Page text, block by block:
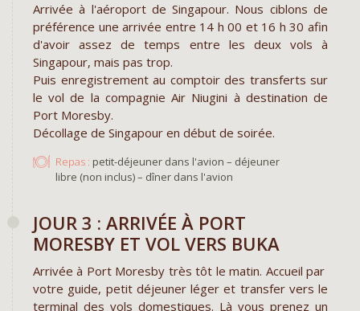
Arrivée à l'aéroport de Singapour. Nous ciblons de
préférence une arrivée entre 14 h 00 et 16 h 30 afin
d'avoir assez de temps entre les deux vols à
Singapour, mais pas trop.
Puis enregistrement au comptoir des transferts sur
le vol de la compagnie Air Niugini à destination de
Port Moresby.
Décollage de Singapour en début de soirée.
Repas : petit-déjeuner dans l'avion – déjeuner
libre (non inclus) – dîner dans l'avion
​JOUR 3 : ARRIVÉE À PORT
MORESBY ET VOL VERS BUKA
Arrivée à Port Moresby très tôt le matin. Accueil par
votre guide, petit déjeuner léger et transfer vers le
terminal des vols domestiques. Là vous prenez un